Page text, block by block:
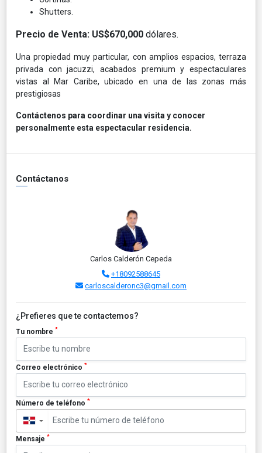
Shutters.
Precio de Venta: US$670,000 dólares.
Una propiedad muy particular, con amplios espacios, terraza
privada con jacuzzi, acabados premium y espectaculares
vistas al Mar Caribe, ubicado en una de las zonas más
prestigiosas
Contáctenos para coordinar una visita y conocer
personalmente esta espectacular residencia.
Contáctanos
Carlos Calderón Cepeda
+18092588645
carloscalderonc3@gmail.com
¿Prefieres que te contactemos?
Tu nombre *
Correo electrónico *
Número de teléfono *
▼
Mensaje *